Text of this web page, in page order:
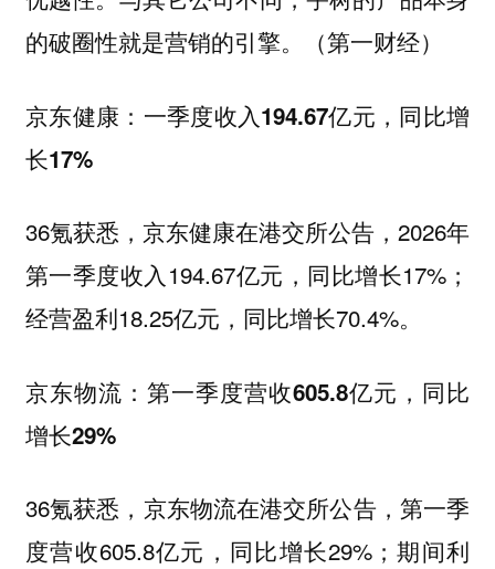
的破圈性就是营销的引擎。（第一财经）
京东健康：一季度收入194.67亿元，同比增
长17%
36氪获悉，京东健康在港交所公告，2026年
第一季度收入194.67亿元，同比增长17%；
经营盈利18.25亿元，同比增长70.4%。
京东物流：第一季度营收605.8亿元，同比
增长29%
36氪获悉，京东物流在港交所公告，第一季
度营收605.8亿元，同比增长29%；期间利